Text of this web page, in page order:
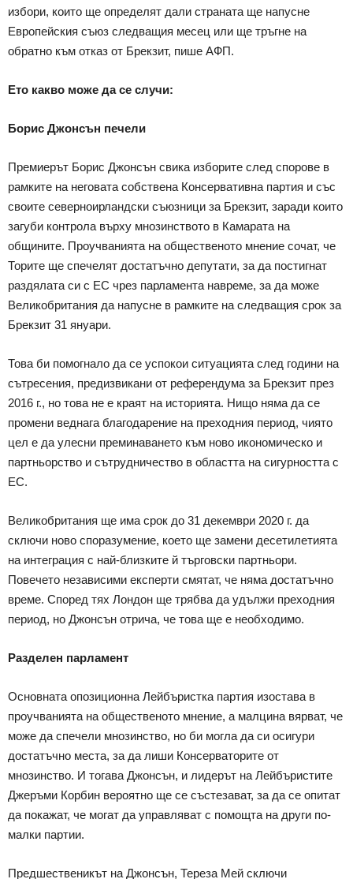
избори, които ще определят дали страната ще напусне
Европейския съюз следващия месец или ще тръгне на
обратно към отказ от Брекзит, пише АФП.
Ето какво може да се случи:
Борис Джонсън печели
Премиерът Борис Джонсън свика изборите след спорове в
рамките на неговата собствена Консервативна партия и със
своите северноирландски съюзници за Брекзит, заради които
загуби контрола върху мнозинството в Камарата на
общините. Проучванията на общественото мнение сочат, че
Торите ще спечелят достатъчно депутати, за да постигнат
раздялата си с ЕС чрез парламента навреме, за да може
Великобритания да напусне в рамките на следващия срок за
Брекзит 31 януари.
Това би помогнало да се успокои ситуацията след години на
сътресения, предизвикани от референдума за Брекзит през
2016 г., но това не е краят на историята. Нищо няма да се
промени веднага благодарение на преходния период, чиято
цел е да улесни преминаването към ново икономическо и
партньорство и сътрудничество в областта на сигурността с
ЕС.
Великобритания ще има срок до 31 декември 2020 г. да
сключи ново споразумение, което ще замени десетилетията
на интеграция с най-близките й търговски партньори.
Повечето независими експерти смятат, че няма достатъчно
време. Според тях Лондон ще трябва да удължи преходния
период, но Джонсън отрича, че това ще е необходимо.
Разделен парламент
Основната опозиционна Лейбъристка партия изостава в
проучванията на общественото мнение, а малцина вярват, че
може да спечели мнозинство, но би могла да си осигури
достатъчно места, за да лиши Консерваторите от
мнозинство. И тогава Джонсън, и лидерът на Лейбъристите
Джеръми Корбин вероятно ще се състезават, за да се опитат
да покажат, че могат да управляват с помощта на други по-
малки партии.
Предшественикът на Джонсън, Тереза Мей сключи